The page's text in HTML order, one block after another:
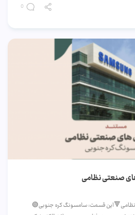
0
صنعتی نظامی
قسمت: سامسونگ کره جنوبی🟢